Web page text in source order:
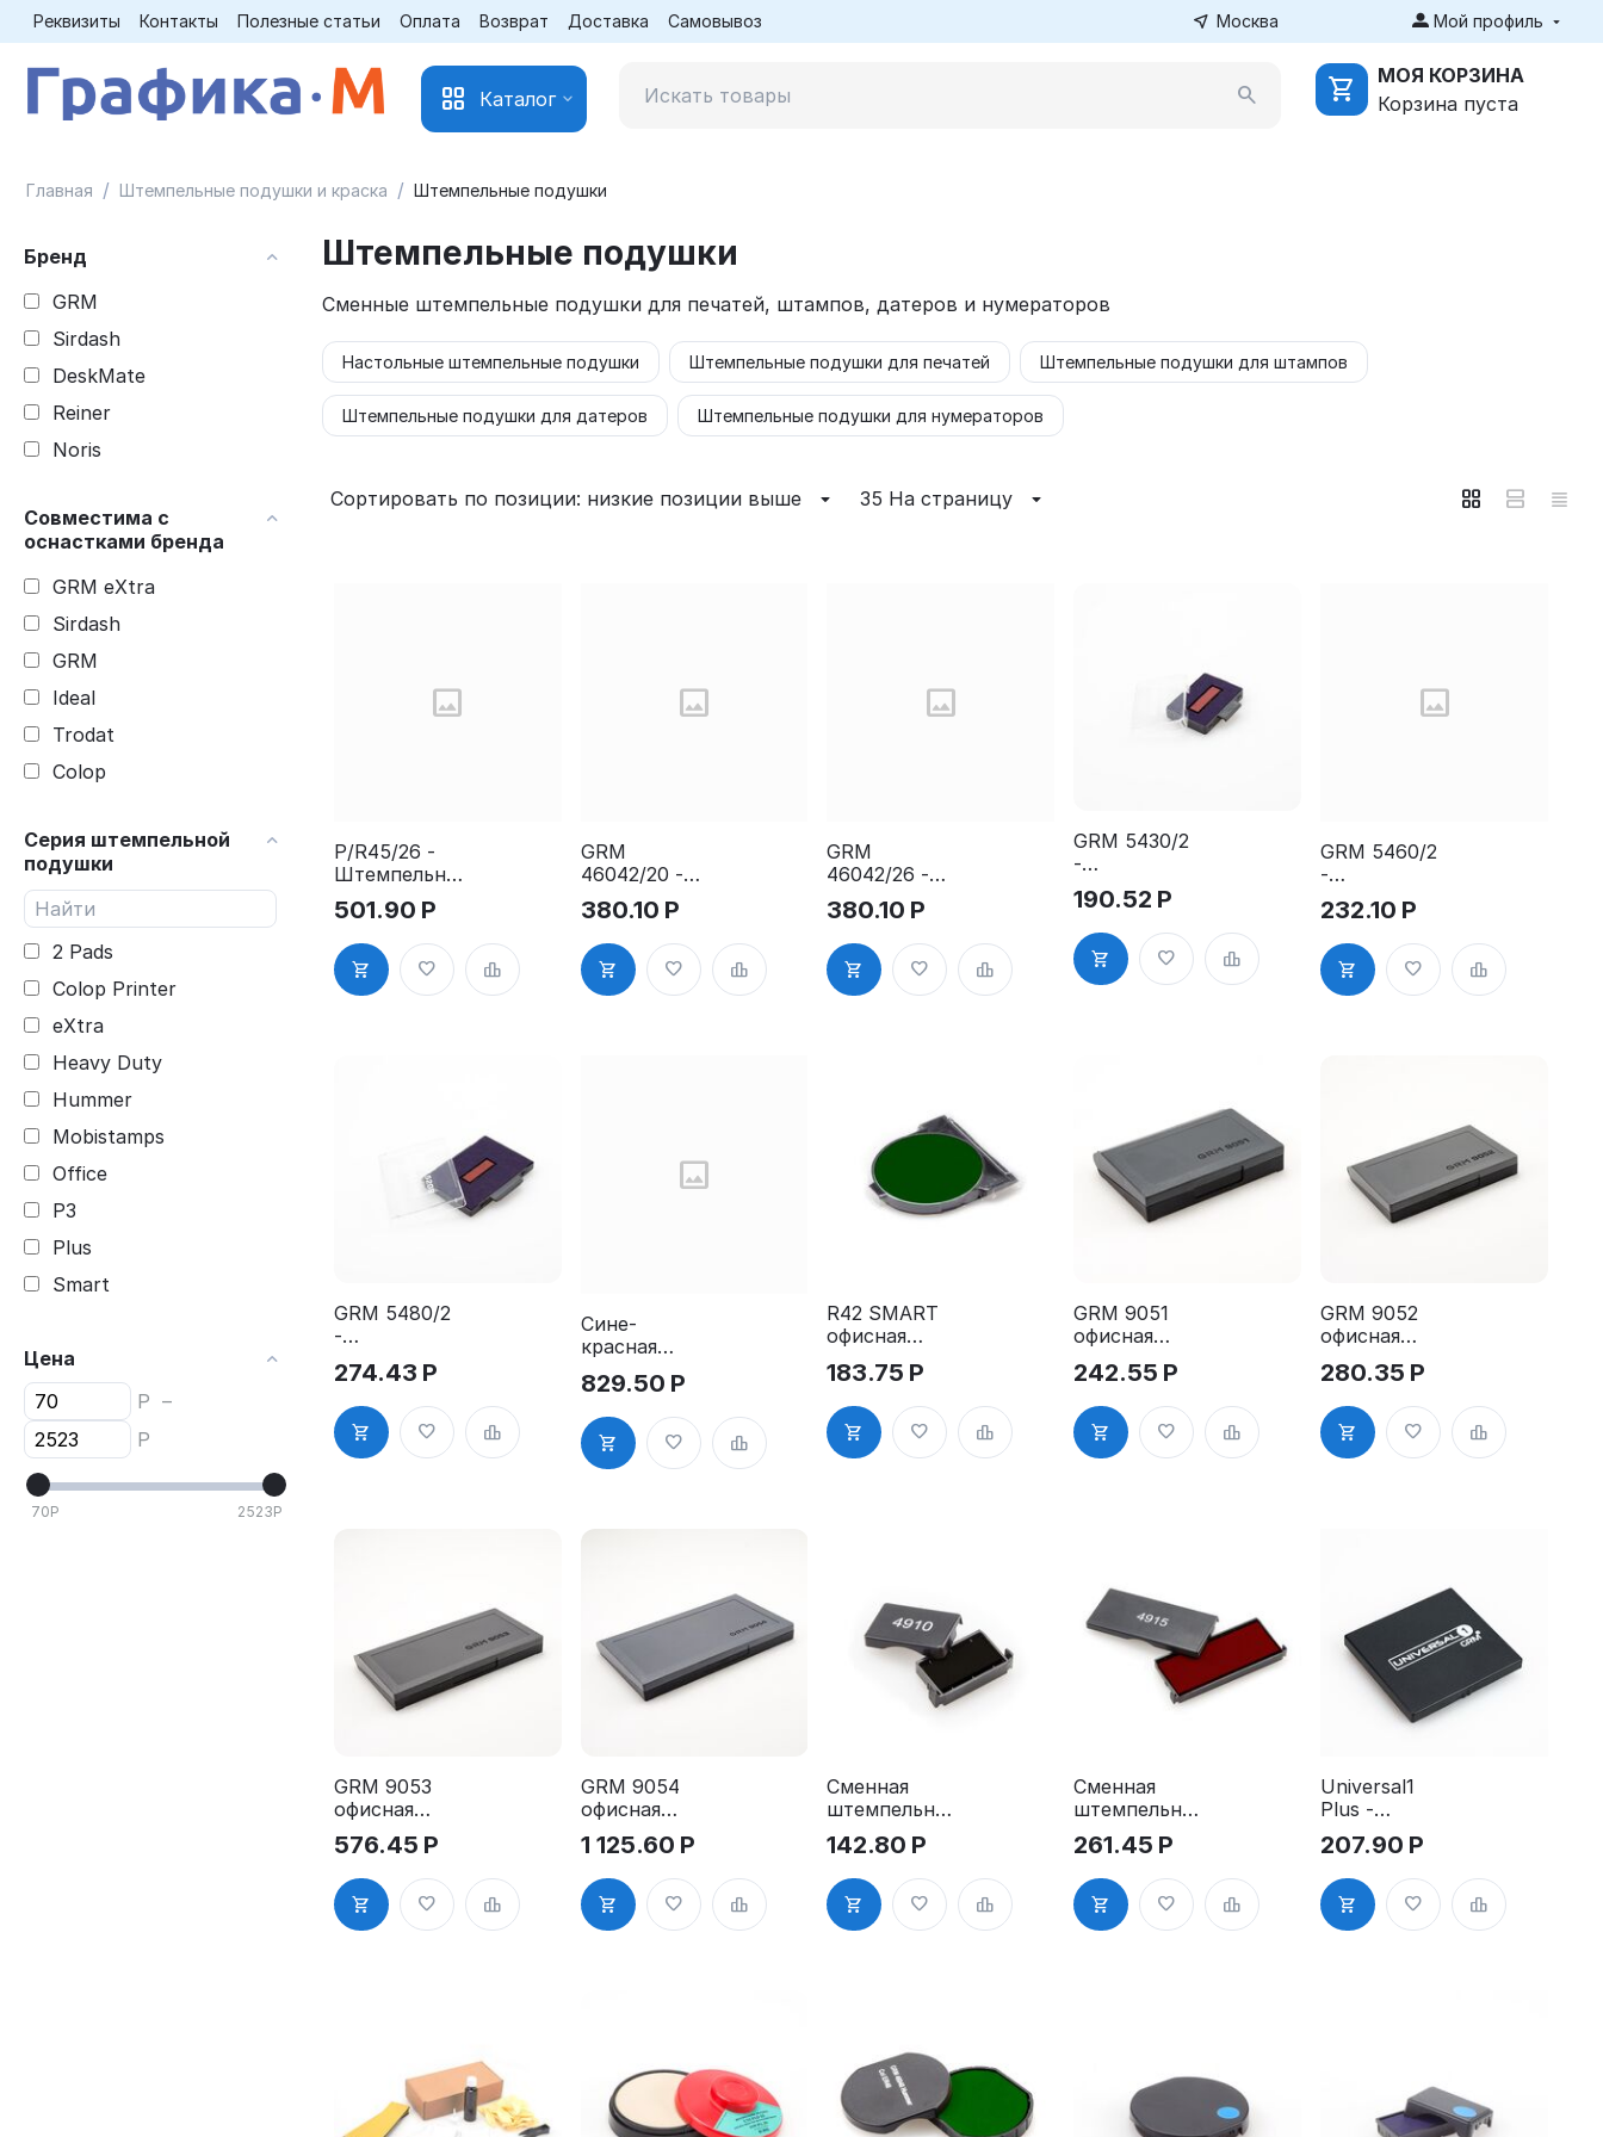
Реквизиты Контакты Полезные статьи Оплата Возврат Доставка Самовывоз Москва Мой профиль
Каталог
МОЯ КОРЗИНА
Корзина пуста
Главная / Штемпельные подушки и краска / Штемпельные подушки
Бренд
GRM
Sirdash
DeskMate
Reiner
Noris
Совместима с
оснастками бренда
GRM eXtra
Sirdash
GRM
Ideal
Trodat
Colop
Серия штемпельной
подушки
2 Pads
Colop Printer
eXtra
Heavy Duty
Hummer
Mobistamps
Office
P3
Plus
Smart
Trodat Printy
Trodat Professional
Цена
Р –
Р
70Р 2523Р
Штемпельные подушки
Сменные штемпельные подушки для печатей, штампов, датеров и нумераторов
Настольные штемпельные подушки Штемпельные подушки для печатей Штемпельные подушки для штампов
Штемпельные подушки для датеров Штемпельные подушки для нумераторов
Сортировать по позиции: низкие позиции выше 35 На страницу
P/R45/26 -
Штемпельна
я подушка
для R45,
R45d, сине-
красная,
(№10)
501.90 Р
GRM
46042/20 -
Штемпельна
я подушка
для GRM
46042
Hummer
380.10 Р
GRM
46042/26 -
Штемпельна
я подушка
для GRM
46042
Hummer
380.10 Р
GRM 5430/2
-
Штемпельна
я подушка
для Trodat
5430, 5435,
5030, 5546,
190.52 Р
GRM 5460/2
-
Штемпельна
я подушка
для Trodat
5460, 5465,
5204, 5206,
232.10 Р
GRM 5480/2
-
Штемпельна
я подушка
для Trodat
5480, 5485,
5208, сине-
274.43 Р
Сине-
красная
штемпельная
подушка для
GRM 2600,
2660,5206,
5460 2pads
829.50 Р
R42 SMART
офисная
сменная
штемпельная
подушка 1шт
183.75 Р
GRM 9051
офисная
настольная
штемпельная
подушка
50*90 мм(по
материалу
242.55 Р
GRM 9052
офисная
настольная
штемпельная
подушка
70*110 мм
(по
280.35 Р
GRM 9053
офисная
настольная
штемпельная
подушка
80*155
мм(по
576.45 Р
GRM 9054
офисная
настольная
штемпельная
подушка
108*186 мм
(по
1 125.60 Р
Сменная
штемпельная
подушка для
Trodat 4910
P4, 4810 P4,
4836 Р4
142.80 Р
Сменная
штемпельная
подушка для
Trodat 4915
P4
261.45 Р
Universal1
Plus -
настольная
штемпельная
подушка,
55х60 мм.
207.90 Р